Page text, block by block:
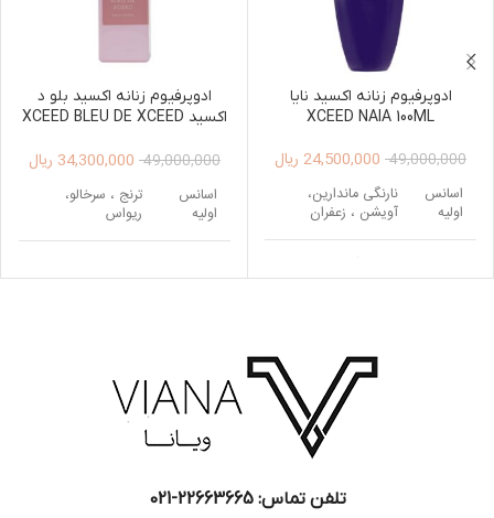
ادوپرفیوم زنانه اکسید نایا
XCEED NAIA 100ML
49,000,000
24,500,000 ریال
اسانس
اولیه
نارنگی ماندارین،
آویشن ، زعفران
میانی
گل سوسن
برزیلی ، وانیل ، خزه
درخت بلوط
ادوپرفیوم زنانه اکسید بلو د
اکسید XCEED BLEU DE XCEED
49,000,000
34,300,000 ریال
اسانس
اولیه
ترنج ، سرخالو،
ریواس
میانی
صدتومانی
تلفن تماس: 22663665-021​